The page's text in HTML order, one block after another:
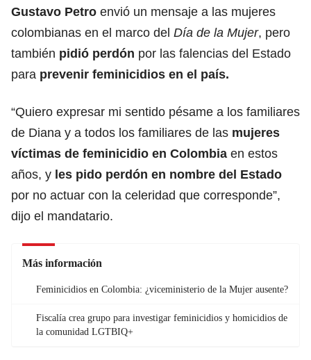
Gustavo Petro envió un mensaje a las mujeres
colombianas en el marco del Día de la Mujer, pero
también pidió perdón por las falencias del Estado
para prevenir feminicidios en el país.
“Quiero expresar mi sentido pésame a los familiares
de Diana y a todos los familiares de las mujeres
víctimas de feminicidio en Colombia en estos
años, y les pido perdón en nombre del Estado
por no actuar con la celeridad que corresponde”,
dijo el mandatario.
Más información
Feminicidios en Colombia: ¿viceministerio de la Mujer ausente?
Fiscalía crea grupo para investigar feminicidios y homicidios de
la comunidad LGTBIQ+